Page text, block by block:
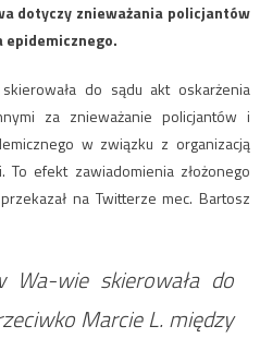
dotyczy znieważania policjantów
epidemicznego.
do sądu akt oskarżenia
za znieważanie policjantów i
w związku z organizacją
efekt zawiadomienia złożonego
na Twitterze mec. Bartosz
Wa-wie skierowała do
Marcie L. między